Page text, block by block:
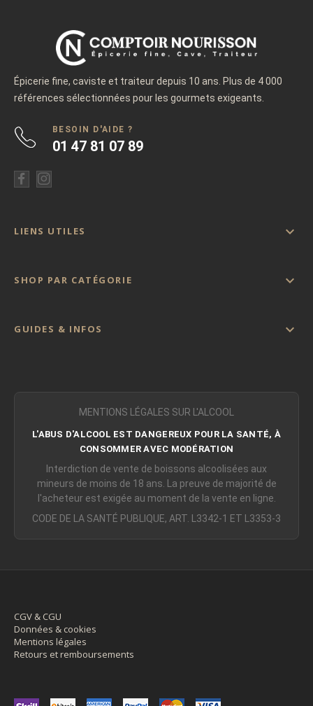
Épicerie fine, caviste et traiteur depuis 10 ans. Plus de 4 000
références sélectionnées pour les gourmets exigeants.
BESOIN D'AIDE ?
01 47 81 07 89
LIENS UTILES 
SHOP PAR CATÉGORIE 
GUIDES & INFOS 
MENTIONS LÉGALES SUR L'ALCOOL
L'ABUS D'ALCOOL EST DANGEREUX POUR LA SANTÉ, À
CONSOMMER AVEC MODÉRATION
Interdiction de vente de boissons alcoolisées aux
mineurs de moins de 18 ans. La preuve de majorité de
l'acheteur est exigée au moment de la vente en ligne.
CODE DE LA SANTÉ PUBLIQUE, ART. L3342-1 ET L3353-3
CGV & CGU
Données & cookies
Mentions légales
Retours et remboursements